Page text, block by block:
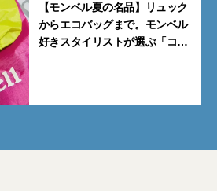
【モンベル夏の名品】リュック
からエコバッグまで。モンベル
好きスタイリストが選ぶ「コス